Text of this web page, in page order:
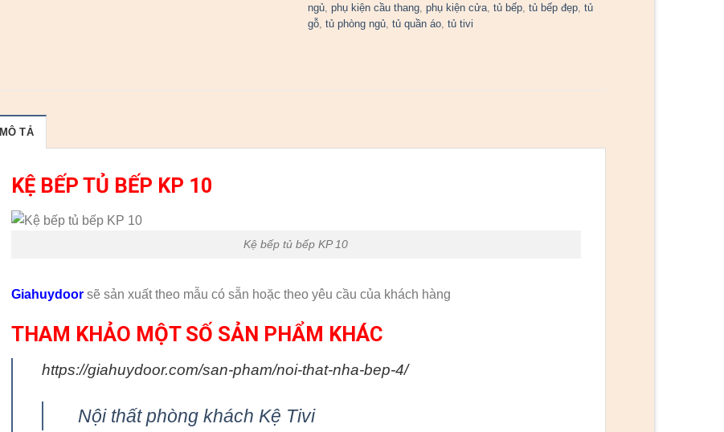
ngủ ,phụ kiện cầu thang ,phụ kiện cửa ,tủ bếp ,tủ bếp đẹp ,tủ
gỗ ,tủ phòng ngủ ,tủ quần áo ,tủ tivi
MÔ TẢ
KỆ BẾP TỦ BẾP KP 10
Kệ bếp tủ bếp KP 10
Giahuydoorsẽ sản xuất theo mẫu có sẵn hoặc theo yêu cầu của khách hàng
THAM KHẢO MỘT SỐ SẢN PHẨM KHÁC
https://giahuydoor.com/san-pham/noi-that-nha-bep-4/
Nội thất phòng khách Kệ Tivi